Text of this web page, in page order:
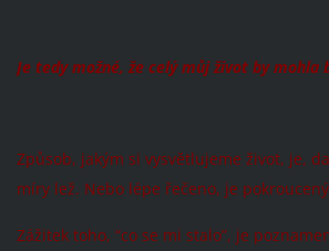
Je tedy možné, že celý můj život by mohla
Způsob, jakým si vysvětlujeme život, je,
míry lež. Nebo lépe řečeno, je
Zážitek toho, “co se mi stalo”, je